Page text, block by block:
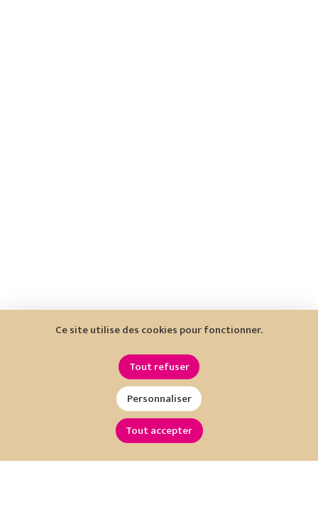
Ce site utilise des cookies pour fonctionner.
Tout refuser
Personnaliser
Tout accepter